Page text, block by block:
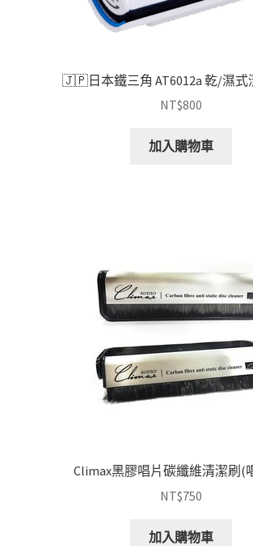
🇯🇵日本鐵三角 AT6012a 乾/濕式
NT$800
加入購物車
Climax黑膠唱片碳纖維清潔刷(
NT$750
加入購物車